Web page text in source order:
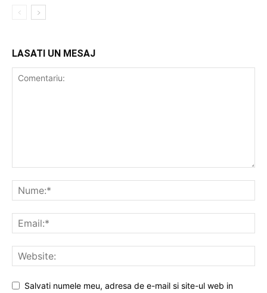
LASATI UN MESAJ
Salvati numele meu, adresa de e-mail si site-ul web in